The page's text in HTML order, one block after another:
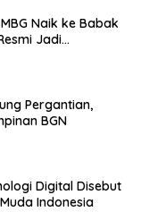
Naik ke Babak
Jadi
Pergantian,
BGN
Digital Disebut
Indonesia